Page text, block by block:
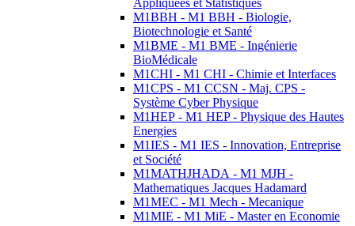
Appliquées et Statistiques
M1BBH - M1 BBH - Biologie,
Biotechnologie et Santé
M1BME - M1 BME - Ingénierie
BioMédicale
M1CHI - M1 CHI - Chimie et Interfaces
M1CPS - M1 CCSN - Maj. CPS -
Système Cyber Physique
M1HEP - M1 HEP - Physique des Hautes
Energies
M1IES - M1 IES - Innovation, Entreprise
et Société
M1MATHJHADA - M1 MJH -
Mathematiques Jacques Hadamard
M1MEC - M1 Mech - Mecanique
M1MIE - M1 MiE - Master en Economie